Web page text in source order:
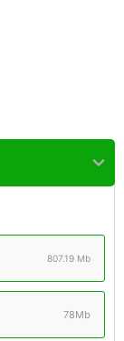
807.19 Mb
78Mb